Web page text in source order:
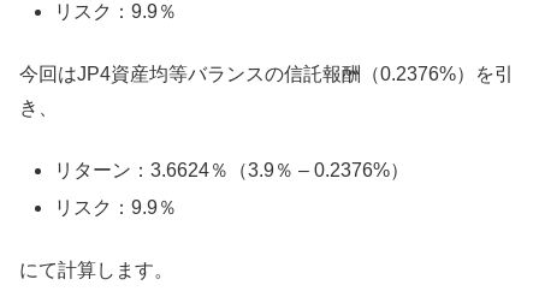
リスク：9.9％
今回はJP4資産均等バランスの信託報酬（0.2376%）を引
き、
リターン：3.6624％（3.9％ – 0.2376%）
リスク：9.9％
にて計算します。